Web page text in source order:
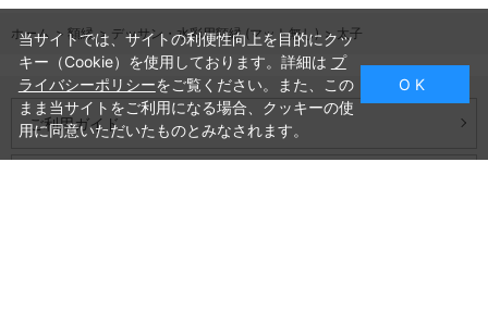
ホーム > 額縁 > デッサン・水彩用額縁 (マット無し) >太子
ご利用ガイド
当サイトでは、サイトの利便性向上を目的にクッ
キー（Cookie）を使用しております。詳細は プ
ライバシーポリシーをご覧ください。また、この
まま当サイトをご利用になる場合、クッキーの使
用に同意いただいたものとみなされます。
O K